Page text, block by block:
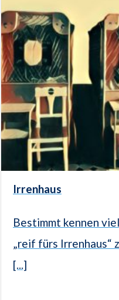
Irrenhaus
Bestimmt kennen
„reif fürs Irrenhaus“
[...]